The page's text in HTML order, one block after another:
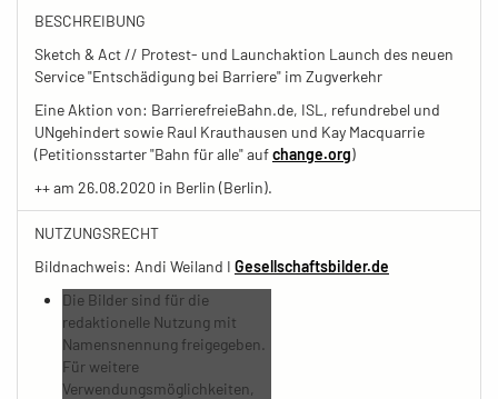
BESCHREIBUNG
Sketch & Act // Protest- und Launchaktion Launch des neuen
Service "Entschädigung bei Barriere" im Zugverkehr
Eine Aktion von: BarrierefreieBahn.de, ISL, refundrebel und
UNgehindert sowie Raul Krauthausen und Kay Macquarrie
(Petitionsstarter "Bahn für alle" aufchange.org)
++ am 26.08.2020 in Berlin (Berlin).
NUTZUNGSRECHT
Bildnachweis: Andi Weiland I Gesellschaftsbilder.de
Die Bilder sind für die
redaktionelle Nutzung mit
Namensnennung freigegeben.
Für weitere
Verwendungsmöglichkeiten,